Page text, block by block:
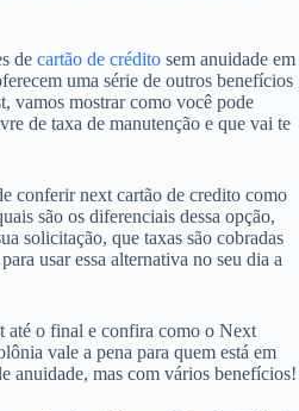
de cartão de crédito sem anuidade em
uma série de outros benefícios
vamos mostrar como você pode
de taxa de manutenção e que vai te
conferir next cartão de credito como
são os diferenciais dessa opção,
solicitação, que taxas são cobradas
usar essa alternativa no seu dia a
até o final e confira como o Next
vale a pena para quem está em
anuidade, mas com vários benefícios!